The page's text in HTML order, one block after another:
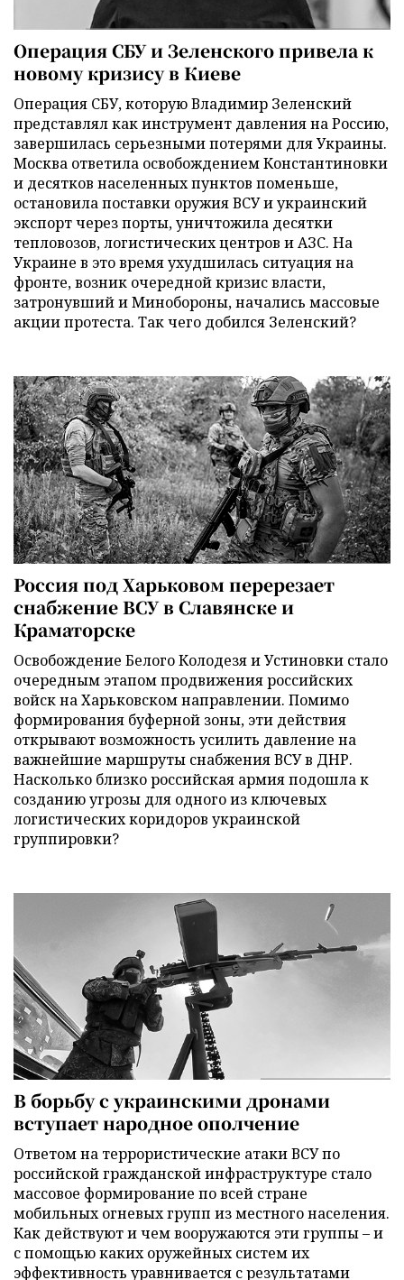
Операция СБУ и Зеленского привела к
новому кризису в Киеве
Операция СБУ, которую Владимир Зеленский
представлял как инструмент давления на Россию,
завершилась серьезными потерями для Украины.
Москва ответила освобождением Константиновки
и десятков населенных пунктов поменьше,
остановила поставки оружия ВСУ и украинский
экспорт через порты, уничтожила десятки
тепловозов, логистических центров и АЗС. На
Украине в это время ухудшилась ситуация на
фронте, возник очередной кризис власти,
затронувший и Минобороны, начались массовые
акции протеста. Так чего добился Зеленский?
Россия под Харьковом перерезает
снабжение ВСУ в Славянске и
Краматорске
Освобождение Белого Колодезя и Устиновки стало
очередным этапом продвижения российских
войск на Харьковском направлении. Помимо
формирования буферной зоны, эти действия
открывают возможность усилить давление на
важнейшие маршруты снабжения ВСУ в ДНР.
Насколько близко российская армия подошла к
созданию угрозы для одного из ключевых
логистических коридоров украинской
группировки?
В борьбу с украинскими дронами
вступает народное ополчение
Ответом на террористические атаки ВСУ по
российской гражданской инфраструктуре стало
массовое формирование по всей стране
мобильных огневых групп из местного населения.
Как действуют и чем вооружаются эти группы – и
с помощью каких оружейных систем их
эффективность уравнивается с результатами